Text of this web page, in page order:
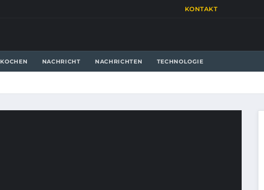
KONTAKT
KOCHEN NACHRICHT NACHRICHTEN TECHNOLOGIE